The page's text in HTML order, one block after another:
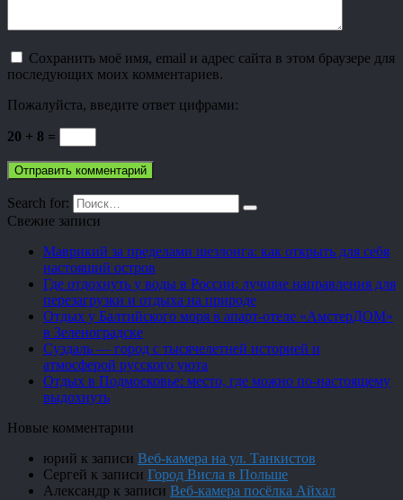
Сохранить моё имя, email и адрес сайта в этом браузере для
последующих моих комментариев.
Пожалуйста, введите ответ цифрами:
20 + 8 =
Search for:
Свежие записи
Маврикий за пределами шезлонга: как открыть для себя
настоящий остров
Где отдохнуть у воды в России: лучшие направления для
перезагрузки и отдыха на природе
Отдых у Балтийского моря в апарт-отеле «АмстерДОМ»
в Зеленоградске
Суздаль — город с тысячелетней историей и
атмосферой русского уюта
Отдых в Подмосковье: место, где можно по-настоящему
выдохнуть
Новые комментарии
юрий к записи Веб-камера на ул. Танкистов
Сергей к записи Город Висла в Польше
Александр к записи Веб-камера посёлка Айхал